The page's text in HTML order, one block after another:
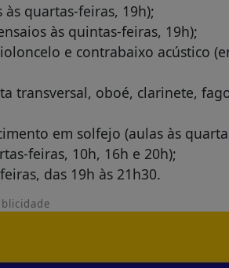
quartas-feiras, 19h);
às quintas-feiras, 19h);
e contrabaixo acústico
transversal, oboé, clarinete,
em solfejo (aulas às
feiras, 10h, 16h e 20h);
das 19h às 21h30.